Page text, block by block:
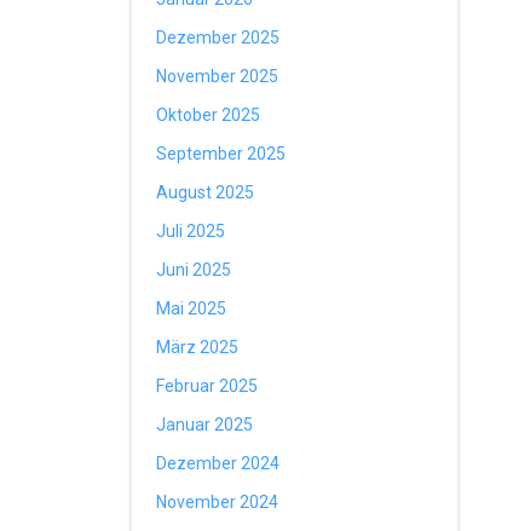
Dezember 2025
November 2025
Oktober 2025
September 2025
August 2025
Juli 2025
Juni 2025
Mai 2025
März 2025
Februar 2025
Januar 2025
Dezember 2024
November 2024